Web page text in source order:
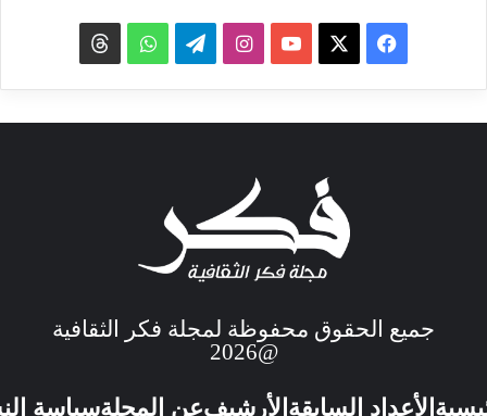
جميع الحقوق محفوظة لمجلة فكر الثقافية
@2026
الأعداد السابقة الأرشيفعن المجلةسياسة